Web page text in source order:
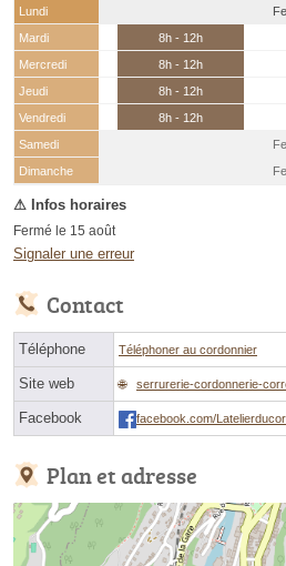
Lundi
Mardi
8h - 12h
Mercredi
8h - 12h
Jeudi
8h - 12h
Vendredi
8h - 12h
Samedi
(15 août)
Dimanche
Fermé le 15 août
Signaler une erreur
Contact
Téléphone Téléphoner au cordonnier
Site web serrurerie-cordonnerie-
Facebook facebook.com/
Plan et adresse